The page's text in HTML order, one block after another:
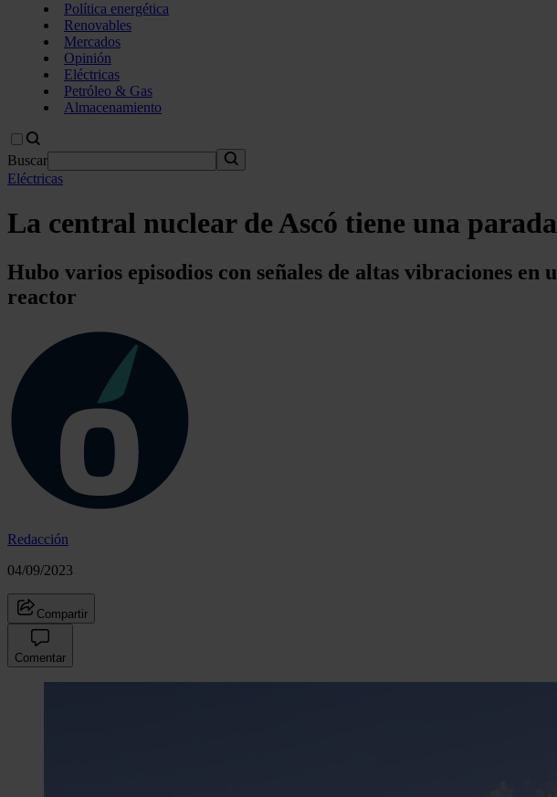
Política energética
Renovables
Mercados
Opinión
Eléctricas
Petróleo & Gas
Almacenamiento
Buscar
Eléctricas
La central nuclear de Ascó tiene una
Hubo varios episodios con señales de altas vibraciones en
reactor
Redacción
04/09/2023
Compartir
Comentar